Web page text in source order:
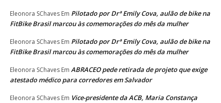
Eleonora SChaves Em Pilotado por Drª Emily Cova, aulão de bike na
FitBike Brasil marcou às comemorações do mês da mulher
Eleonora SChaves Em Pilotado por Drª Emily Cova, aulão de bike na
FitBike Brasil marcou às comemorações do mês da mulher
Eleonora SChaves Em ABRACEO pede retirada de projeto que exige
atestado médico para corredores em Salvador
Eleonora SChaves Em Vice-presidente da ACB, Maria Constança